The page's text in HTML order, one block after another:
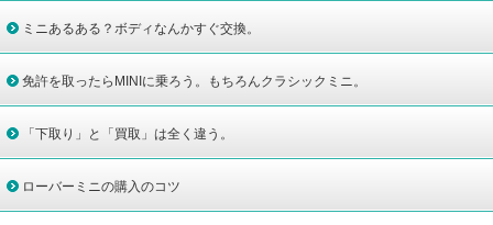
ミニあるある？ボディなんかすぐ交換。
免許を取ったらMINIに乗ろう。もちろんクラシックミニ。
「下取り」と「買取」は全く違う。
ローバーミニの購入のコツ